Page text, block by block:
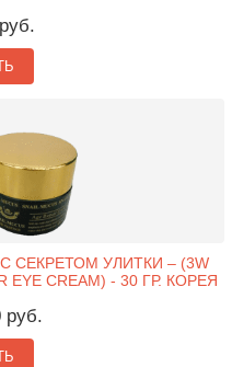
СЕКРЕТОМ УЛИТКИ – (3W
EYE CREAM) - 30 ГР. КОРЕЯ
руб.